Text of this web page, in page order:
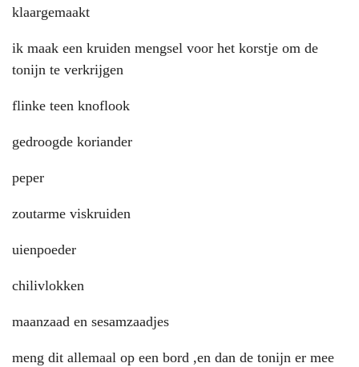
klaargemaakt
ik maak een kruiden mengsel voor het korstje om de
tonijn te verkrijgen
flinke teen knoflook
gedroogde koriander
peper
zoutarme viskruiden
uienpoeder
chilivlokken
maanzaad en sesamzaadjes
meng dit allemaal op een bord ,en dan de tonijn er mee